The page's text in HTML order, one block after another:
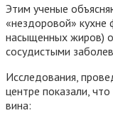
Этим ученые
«нездоровой» кухне
насыщенных жиров)
сосудистыми
Исследования,
центре показали,
вина: